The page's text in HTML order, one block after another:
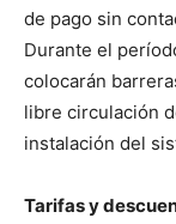
de pago sin
Durante el
colocarán
libre circulación
instalación del
Tarifas y